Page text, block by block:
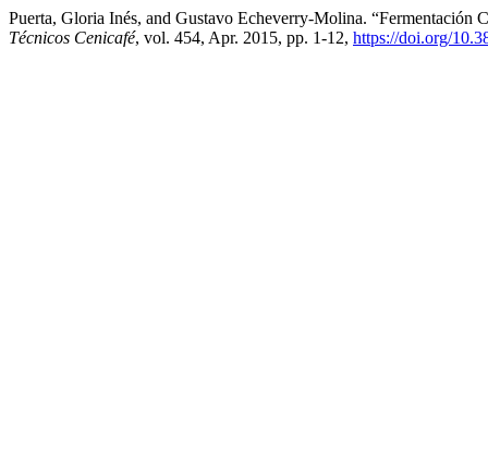
Puerta, Gloria Inés, and Gustavo Echeverry-Molina.
Técnicos Cenicafé, vol. 454, Apr. 2015, pp. 1-12, https://doi.org/